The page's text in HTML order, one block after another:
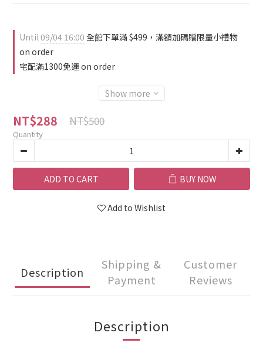
Until09/04 16:00 全館下單滿 $499，滿額加碼贈限量小禮物
on order
宅配滿1300免運 on order
Show more
NT$288 NT$500
Quantity
ADD TO CART BUY NOW
Add to Wishlist
Description
Shipping &
Payment
Customer
Reviews
Description